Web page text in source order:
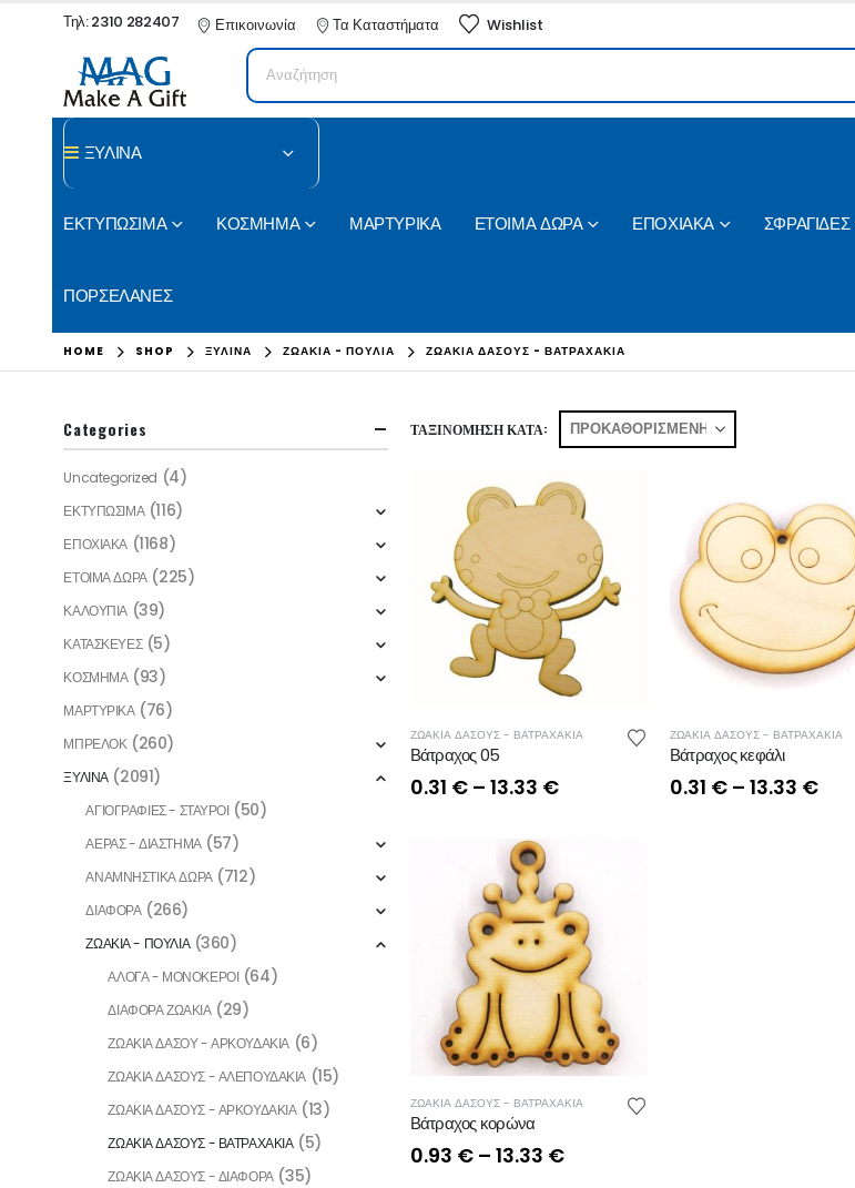
Τηλ: 2310 282407 Επικοινωνία Τα Καταστήματα Wishlist
ΞΥΛΙΝΑ
ΕΚΤΥΠΩΣΙΜΑ ΚΟΣΜΗΜΑ ΜΑΡΤΥΡΙΚΑ ΕΤΟΙΜΑ ΔΩΡΑ ΕΠΟΧΙΑΚΑ ΣΦΡΑΓΙΔΕΣ
ΠΟΡΣΕΛΑΝΕΣ
HOME SHOP ΞΥΛΙΝΑ ΖΩΑΚΙΑ - ΠΟΥΛΙΑ ΖΩΑΚΙΑ ΔΑΣΟΥΣ - ΒΑΤΡΑΧΑΚΙΑ
ΤΑΞΙΝΌΜΗΣΗ ΚΑΤΆ:
ΖΩΑΚΙΑ ΔΑΣΟΥΣ - ΒΑΤΡΑΧΑΚΙΑ
Βάτραχος 05
0.31 € – 13.33 €Price
ΖΩΑΚΙΑ ΔΑΣΟΥΣ - ΒΑΤΡΑΧΑΚΙΑ
Βάτραχος κεφάλι
0.31 € – 13.33 €Price
ΖΩΑΚΙΑ ΔΑΣΟΥΣ - ΒΑΤΡΑΧΑΚΙΑ
Βάτραχος κορώνα
0.93 € – 13.33 €Price
Categories
Uncategorized (4)
ΕΚΤΥΠΩΣΙΜΑ (116)
ΕΠΟΧΙΑΚΑ (1168)
ΕΤΟΙΜΑ ΔΩΡΑ (225)
ΚΑΛΟΥΠΙΑ (39)
ΚΑΤΑΣΚΕΥΕΣ (5)
ΚΟΣΜΗΜΑ (93)
ΜΑΡΤΥΡΙΚΑ (76)
ΜΠΡΕΛΟΚ (260)
ΞΥΛΙΝΑ (2091)
ΑΓΙΟΓΡΑΦΙΕΣ - ΣΤΑΥΡΟΙ (50)
ΑΕΡΑΣ - ΔΙΑΣΤΗΜΑ (57)
ΑΝΑΜΝΗΣΤΙΚΑ ΔΩΡΑ (712)
ΔΙΑΦΟΡΑ (266)
ΖΩΑΚΙΑ - ΠΟΥΛΙΑ (360)
ΑΛΟΓΑ - ΜΟΝΟΚΕΡΟΙ (64)
ΔΙΑΦΟΡΑ ΖΩΑΚΙΑ (29)
ΖΩΑΚΙΑ ΔΑΣΟΥ - ΑΡΚΟΥΔΑΚΙΑ (6)
ΖΩΑΚΙΑ ΔΑΣΟΥΣ - ΑΛΕΠΟΥΔΑΚΙΑ (15)
ΖΩΑΚΙΑ ΔΑΣΟΥΣ - ΑΡΚΟΥΔΑΚΙΑ (13)
ΖΩΑΚΙΑ ΔΑΣΟΥΣ - ΒΑΤΡΑΧΑΚΙΑ (5)
ΖΩΑΚΙΑ ΔΑΣΟΥΣ - ΔΙΑΦΟΡΑ (35)